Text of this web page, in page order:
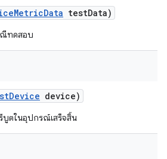
MetricData testData)
ณีทดสอบ
Device device)
บูตในอุปกรณ์เสร็จสิ้น